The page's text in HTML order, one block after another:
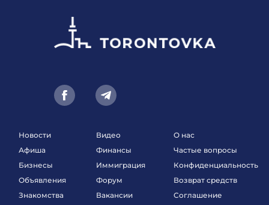
Новости
Афиша
Бизнесы
Объявления
Знакомства
Видео
Финансы
Иммиграция
Форум
Вакансии
О нас
Частые вопросы
Конфиденциальность
Возврат средств
Соглашение